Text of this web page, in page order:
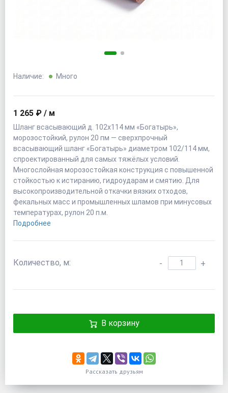
Наличие: Много
1 265 ₽ / м
Шланг всасывающий д. 102х114 мм «Богатырь»,
морозостойкий, рулон 20 пм — сверхпрочный
всасывающий шланг «Богатырь» диаметром 102/114 мм,
спроектированный для самых тяжёлых условий.
Многослойная морозостойкая конструкция с повышенной
стойкостью к истиранию, гидроударам и смятию. Для
высокопроизводительной откачки вязких отходов,
фекальных масс и промышленных шламов при минусовых
температурах, рулон 20 п.м.
Подробнее
Количество, м: - +
В корзину
Рассказать друзьям